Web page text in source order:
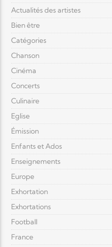
Actualités des artistes
Bien être
Catégories
Chanson
Cinéma
Concerts
Culinaire
Eglise
Émission
Enfants et Ados
Enseignements
Europe
Exhortation
Exhortations
Football
France